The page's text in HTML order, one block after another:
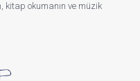
kitap okumanın ve müzik